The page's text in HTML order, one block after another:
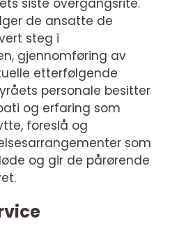
de ansatte de
steg i
gjennomføring av
etterfølgende
personale besitter
og erfaring som
foreslå og
som
og gir de pårørende